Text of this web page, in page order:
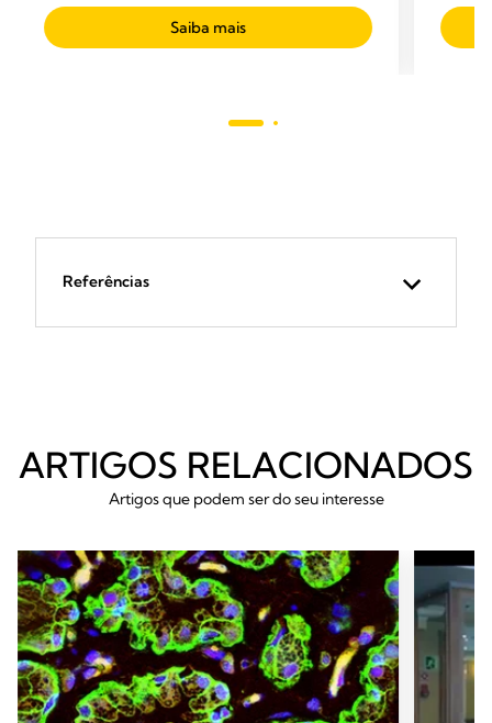
desenvolver e manter uma produção de leite
adequada.
em
5
Saiba mais
em
5
Referências
ARTIGOS RELACIONADOS
Artigos que podem ser do seu interesse